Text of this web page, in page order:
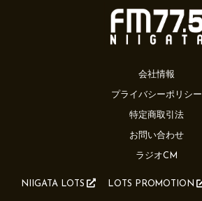
会社情報
プライバシーポリシー
特定商取引法
お問い合わせ
ラジオCM
NIIGATA LOTS LOTS PROMOTION